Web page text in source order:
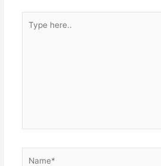
here..